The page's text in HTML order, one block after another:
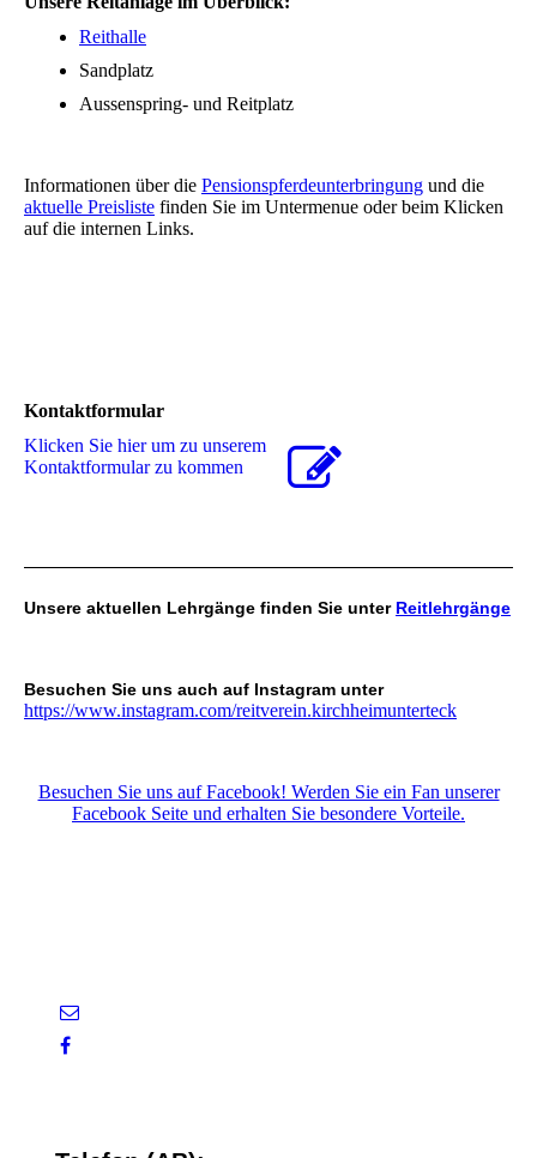
Reithalle
Sandplatz
Aussenspring- und Reitplatz
Informationen über die Pensionspferdeunterbringung und die
aktuelle Preisliste finden Sie im Untermenue oder beim Klicken
auf die internen Links.
Kontaktformular
Klicken Sie hier um zu unserem
Kon­takt­for­mu­lar zu kommen
Unsere aktuellen Lehrgänge finden Sie unter Reitlehrgänge
Besuchen Sie uns auch auf Instagram unter
https://www.instagram.com/reitverein.kirchheimunterteck
Besuchen Sie uns auf Facebook! Werden Sie ein Fan unserer
Facebook Seite und erhalten Sie besondere Vorteile.